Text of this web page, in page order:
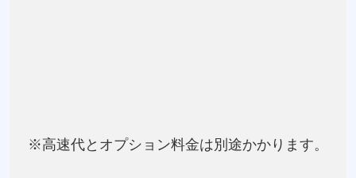
※高速代とオプション料金は別途かかります。